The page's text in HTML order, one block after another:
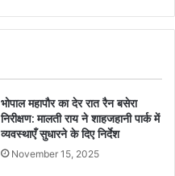
भोपाल महापौर का देर रात रैन बसेरा
निरीक्षण: मालती राय ने शाहजहानी पार्क में
व्यवस्थाएँ सुधारने के दिए निर्देश
November 15, 2025